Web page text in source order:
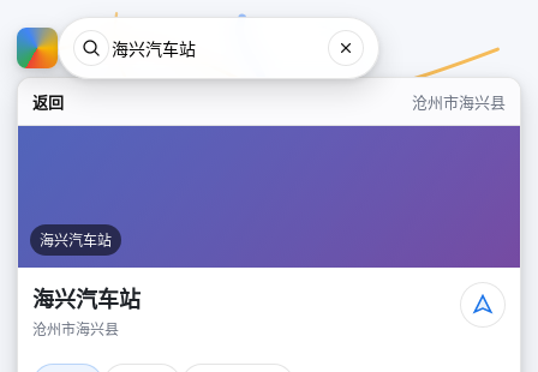
返回 沧州市海兴县
海兴汽车站
海兴汽车站
沧州市海兴县